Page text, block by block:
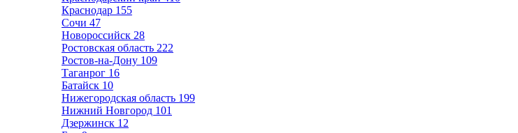
Краснодар 155
Сочи 47
Новороссийск 28
Ростовская область 222
Ростов-на-Дону 109
Таганрог 16
Батайск 10
Нижегородская область 199
Нижний Новгород 101
Дзержинск 12